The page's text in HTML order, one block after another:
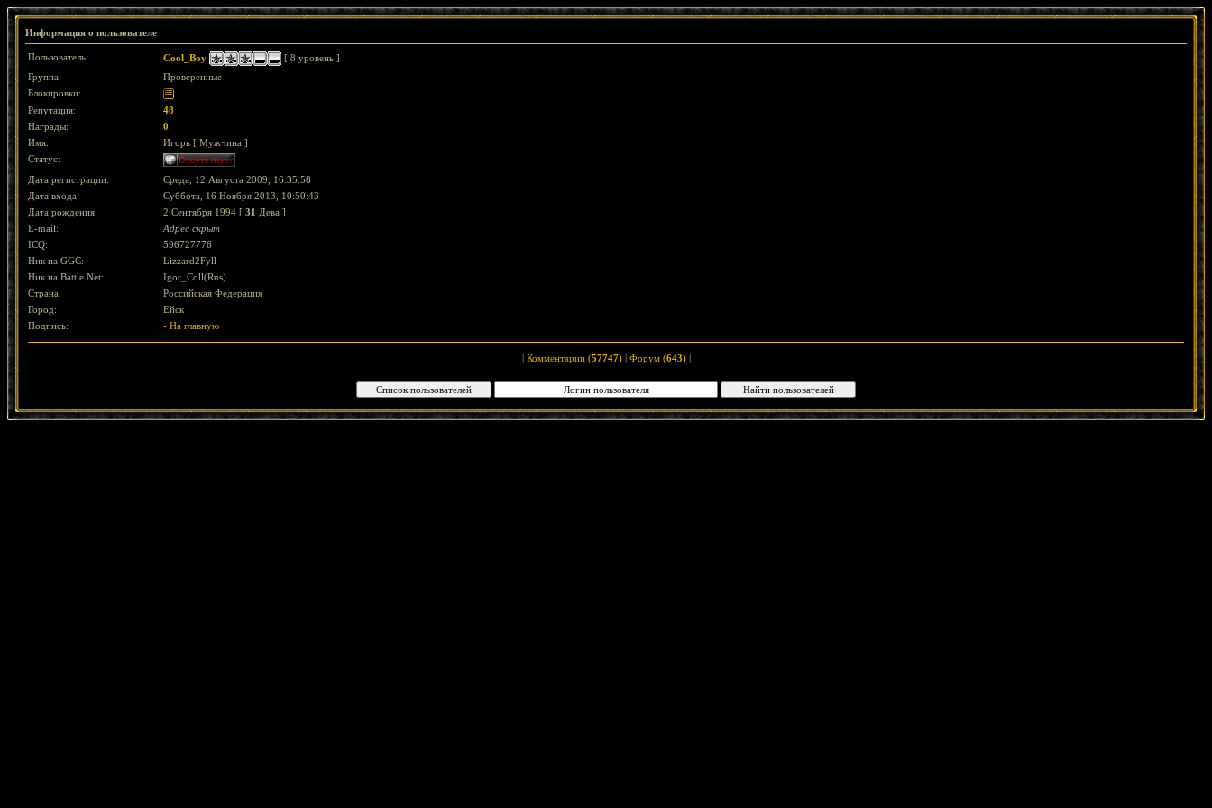
Информация о пользователе
Пользователь: Cool_Boy
[ 8 уровень ]
Группа:
Проверенные
Блокировки:
Репутация:
48
Награды:
0
Имя:
Игорь [ Мужчина ]
Статус:
Дата регистрации:
Среда, 12 Августа 2009, 16:35:58
Дата входа:
Суббота, 16 Ноября 2013, 10:50:43
Дата рождения:
2 Сентября 1994 [ 31 Дева ]
E-mail:
Адрес скрыт
ICQ:
596727776
Ник на GGC:
Lizzard2Fyll
Ник на Battle.Net:
Igor_Coll(Rus)
Страна:
Российская Федерация
Город:
Ейск
Подпись:
- На главную
Комментарии (57747)| Форум (643)|